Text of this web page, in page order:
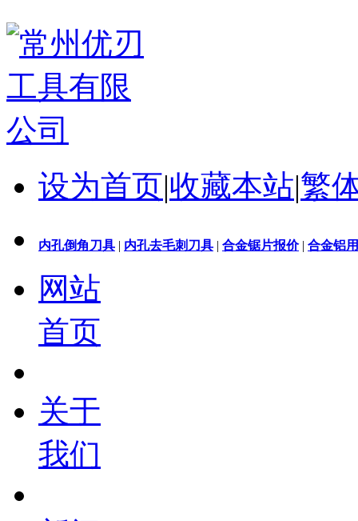
设为首页|收藏本站|繁
内孔倒角刀具 | 内孔去毛刺刀具 | 合金锯片报价| 合金铝
网站
首页
关于
我们